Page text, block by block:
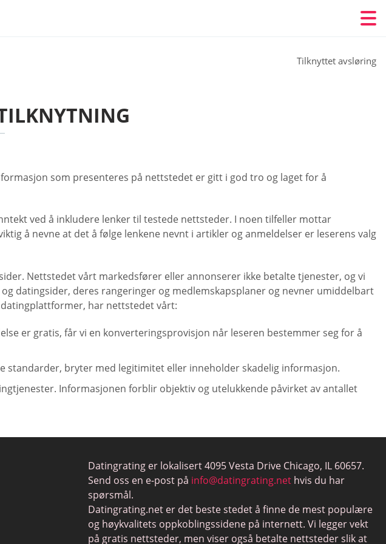
Tilknyttet avsløring
som presenteres på nettstedet er gitt i god tro og laget for å
ved å inkludere lenker til testede nettsteder. I noen tilfeller mottar
å nevne at det å følge lenkene nevnt i artikler og anmeldelser er leserens valg
Nettstedet vårt markedsfører eller annonserer ikke betalte tjenester, og vi
datingsider, deres rangeringer og medlemskapsplaner og nevner umiddelbart
har nettstedet vårt:
er gratis, får vi en konverteringsprovisjon når leseren bestemmer seg for å
bryter med legitimitet eller inneholder skadelig informasjon.
Informasjonen forblir objektiv og utelukkende påvirket av antallet
Datingrating er lokalisert 4095 Vesta Drive Chicago, IL 60657.
Send oss en e-post på info@datingrating.net hvis du har
spørsmål.
Datingrating.net er det beste stedet å finne de mest populære
og høykvalitets oppkoblingssidene på internett. Vi legger vekt
på gratis nettsteder, men viser også betalte nettsteder slik at